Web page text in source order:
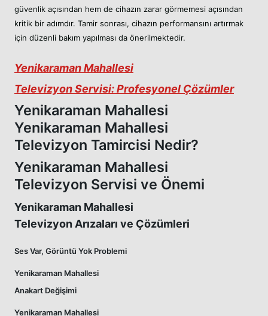
güvenlik açısından hem de cihazın zarar görmemesi açısından
kritik bir adımdır. Tamir sonrası, cihazın performansını artırmak
için düzenli bakım yapılması da önerilmektedir.
Yenikaraman Mahallesi
Televizyon Servisi: Profesyonel Çözümler
Yenikaraman Mahallesi
Yenikaraman Mahallesi
Televizyon Tamircisi Nedir?
Yenikaraman Mahallesi
Televizyon Servisi ve Önemi
Yenikaraman Mahallesi
Televizyon Arızaları ve Çözümleri
Ses Var, Görüntü Yok Problemi
Yenikaraman Mahallesi
Anakart Değişimi
Yenikaraman Mahallesi